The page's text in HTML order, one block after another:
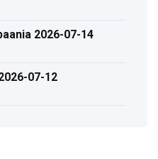
2026-07-14
07-12